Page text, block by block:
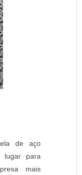
de aço
lugar para
mais